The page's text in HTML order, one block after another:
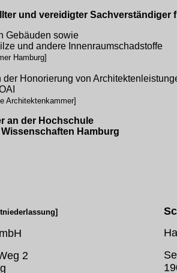
und vereidigter Sachverständiger
Gebäuden sowie
und andere Innenraumschadstoffe
Hamburg]
der Honorierung von
Architektenkammer]
an der Hochschule
Hamburg
2